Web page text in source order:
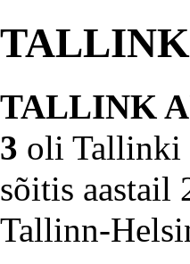
TALLINK
TALLINK
3 oli Tallinki
sõitis
Tallinn-